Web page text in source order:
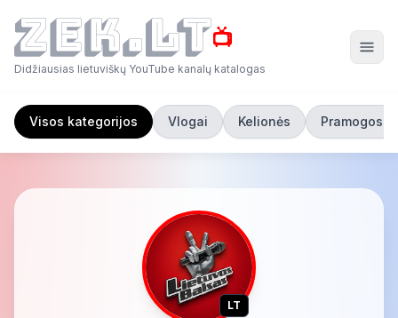
📺
Didžiausias lietuviškų YouTube kanalų katalogas
Visos kategorijos Vlogai Kelionės Pramogos
LT